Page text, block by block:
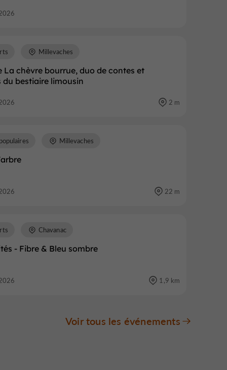
La chèvre bourrue, duo de contes et
du bestiaire limousin
Millevaches
2 m
Millevaches
22 m
- Fibre & Bleu sombre
Chavanac
1,9 km
Voir tous les événements